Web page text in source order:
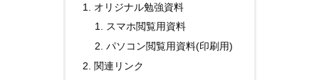
オリジナル勉強資料
スマホ閲覧用資料
パソコン閲覧用資料(印刷用)
関連リンク